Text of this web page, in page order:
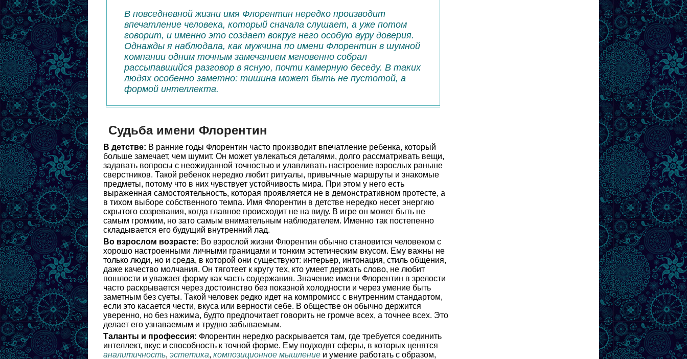
В повседневной жизни имя Флорентин нередко производит
впечатление человека, который сначала слушает, а уже потом
говорит, и именно это создает вокруг него особую ауру доверия.
Однажды я наблюдала, как мужчина по имени Флорентин в шумной
компании одним точным замечанием мгновенно собрал
рассыпавшийся разговор в ясную, почти камерную беседу. В таких
людях особенно заметно: тишина может быть не пустотой, а
формой интеллекта.
Судьба имени Флорентин
В детстве: В ранние годы Флорентин часто производит впечатление ребенка, который
больше замечает, чем шумит. Он может увлекаться деталями, долго рассматривать вещи,
задавать вопросы с неожиданной точностью и улавливать настроение взрослых раньше
сверстников. Такой ребенок нередко любит ритуалы, привычные маршруты и знакомые
предметы, потому что в них чувствует устойчивость мира. При этом у него есть
выраженная самостоятельность, которая проявляется не в демонстративном протесте, а
в тихом выборе собственного темпа. Имя Флорентин в детстве нередко несет энергию
скрытого созревания, когда главное происходит не на виду. В игре он может быть не
самым громким, но зато самым внимательным наблюдателем. Именно так постепенно
складывается его будущий внутренний лад.
Во взрослом возрасте: Во взрослой жизни Флорентин обычно становится человеком с
хорошо настроенными личными границами и тонким эстетическим вкусом. Ему важны не
только люди, но и среда, в которой они существуют: интерьер, интонация, стиль общения,
даже качество молчания. Он тяготеет к кругу тех, кто умеет держать слово, не любит
пошлости и уважает форму как часть содержания. Значение имени Флорентин в зрелости
часто раскрывается через достоинство без показной холодности и через умение быть
заметным без суеты. Такой человек редко идет на компромисс с внутренним стандартом,
если это касается чести, вкуса или верности себе. В обществе он обычно держится
уверенно, но без нажима, будто предпочитает говорить не громче всех, а точнее всех. Это
делает его узнаваемым и трудно забываемым.
Таланты и профессия: Флорентин нередко раскрывается там, где требуется соединить
интеллект, вкус и способность к точной форме. Ему подходят сферы, в которых ценятся
аналитичность, эстетика, композиционное мышление и умение работать с образом,